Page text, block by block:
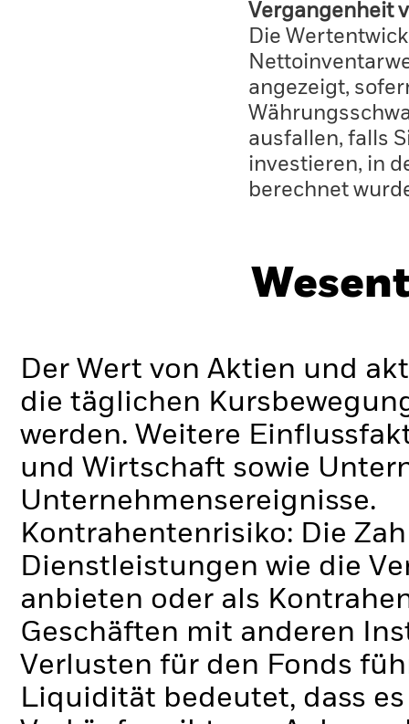
Vergangenheit
Die
angezeigt,
ausfallen, falls
investieren, in
berechnet
Der Wert von Aktien und
die täglichen
werden. Weitere
und Wirtschaft sowie
Unternehmensereignisse.
Kontrahentenrisiko: Die
Dienstleistungen wie die
anbieten oder als
Geschäften mit anderen
Verlusten für den Fonds
Liquidität bedeutet, dass